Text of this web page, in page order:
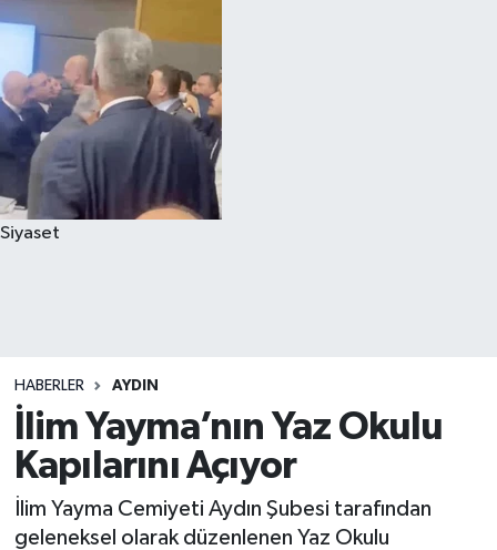
Siyaset
HABERLER AYDIN
İlim Yayma’nın Yaz Okulu
Kapılarını Açıyor
İlim Yayma Cemiyeti Aydın Şubesi tarafından
geleneksel olarak düzenlenen Yaz Okulu